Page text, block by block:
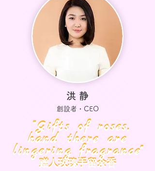
創設者・CEO
洪 静
“Gifts of roses,
hand there are
lingering fragrance"
赠人玫瑰手留余香
“Gifts of roses,
hand there are
lingering fragrance"
赠人玫瑰手留余香